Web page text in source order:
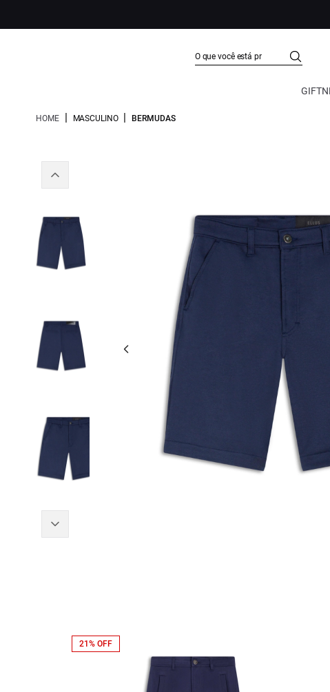
GIFT
HOME | MASCULINO | BERMUDAS
21% OFF